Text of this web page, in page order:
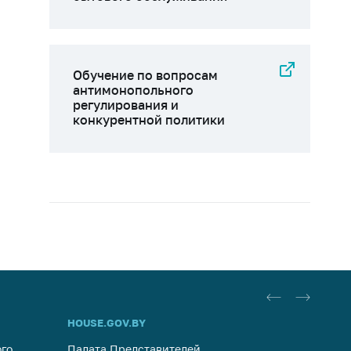
Обучение по вопросам
антимонопольного
регулирования и
конкурентной политики
HOUSE.GOV.BY